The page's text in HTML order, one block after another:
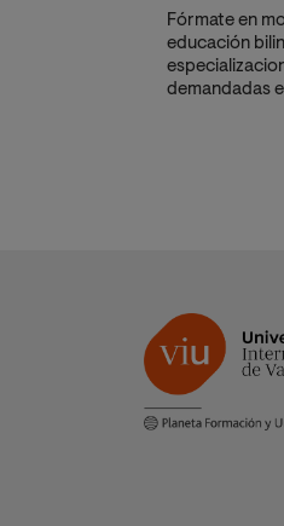
Fórmate en
educación
demandadas